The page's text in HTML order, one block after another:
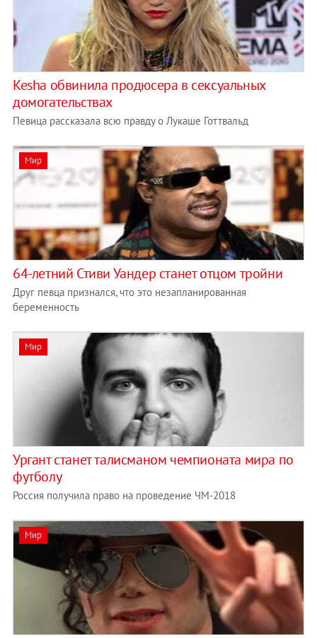
Kesha обвинила продюсера в сексуальных
домогательствах
Певица рассказала всю правду о Лукаше Готтвальд
Мир
64-летний Стиви Уандер станет отцом тройни
Друг певца признался, что это незапланированная
беременность
Мир
Ургант станет талисманом чемпионата мира по
футболу
Россия получила право на проведение ЧМ-2018
Мир